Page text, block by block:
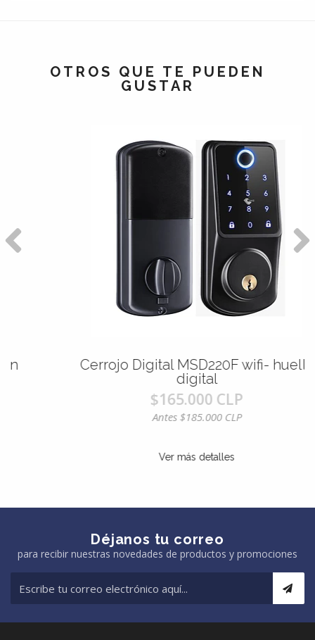
OTROS QUE TE PUEDEN
GUSTAR
Cerrojo Digital MSD220F wifi- huella
digital
$165.000 CLP
Antes $185.000 CLP
Ver más detalles
Déjanos tu correo
para recibir nuestras novedades de productos y promociones